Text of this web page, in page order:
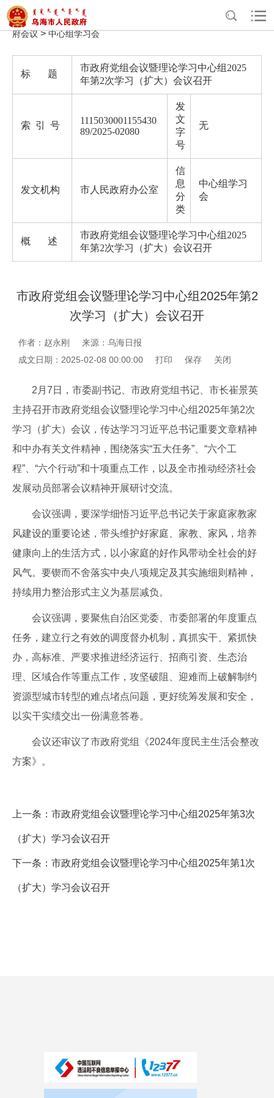
首页 >政务公开>政府办公室信息公开 法定主动公开内容
政
府会议>中心组学习会
标 题
市政府党组会议暨理论学习中心组2025
年第2次学习（扩大）会议召开
索 引 号
1115030001155430
89/2025-02080
发
文
字
号
无
发文机构 市人民政府办公室
信
息
分
类
中心组学习
会
概 述
市政府党组会议暨理论学习中心组2025
年第2次学习（扩大）会议召开
市政府党组会议暨理论学习中心组2025年第2
次学习（扩大）会议召开
作者：赵永刚
来源：乌海日报
成文日期：2025-02-08 00:00:00
打印 保存 关闭
2月7日，市委副书记、市政府党组书记、市长崔景英
主持召开市政府党组会议暨理论学习中心组2025年第2次
学习（扩大）会议，传达学习习近平总书记重要文章精神
和中办有关文件精神，围绕落实“五大任务”、“六个工
程”、“六个行动”和十项重点工作，以及全市推动经济社会
发展动员部署会议精神开展研讨交流。
会议强调，要深学细悟习近平总书记关于家庭家教家
风建设的重要论述，带头维护好家庭、家教、家风，培养
健康向上的生活方式，以小家庭的好作风带动全社会的好
风气。要锲而不舍落实中央八项规定及其实施细则精神，
持续用力整治形式主义为基层减负。
会议强调，要聚焦自治区党委、市委部署的年度重点
任务，建立行之有效的调度督办机制，真抓实干、紧抓快
办，高标准、严要求推进经济运行、招商引资、生态治
理、区域合作等重点工作，攻坚破阻、迎难而上破解制约
资源型城市转型的难点堵点问题，更好统筹发展和安全，
以实干实绩交出一份满意答卷。
会议还审议了市政府党组《2024年度民主生活会整改
方案》。
上一条： 市政府党组会议暨理论学习中心组2025年第3次
（扩大）学习会议召开
下一条： 市政府党组会议暨理论学习中心组2025年第1次
（扩大）学习会议召开